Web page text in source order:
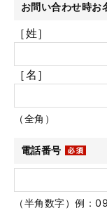
お問い合わせ時お
［姓］
［名］
（全角）
電話番号
（半角数字）例：